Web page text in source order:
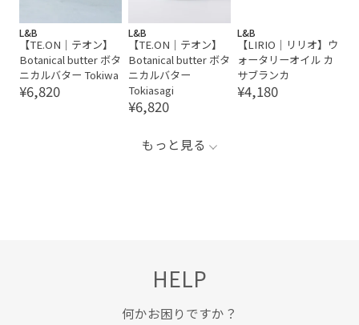
L&B
【TE.ON｜テオン】
Botanical butter ボタ
ニカルバター Tokiwa
¥6,820
L&B
【TE.ON｜テオン】
Botanical butter ボタ
ニカルバター
Tokiasagi
¥6,820
L&B
【LIRIO｜リリオ】ウ
ォータリーオイル カ
サブランカ
¥4,180
もっと見る
HELP
何かお困りですか？